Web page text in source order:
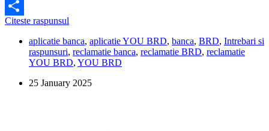
Facebook
Share
Citeste raspunsul
nu
pot
sa
aplicatia
aplicatie banca, aplicatie YOU BRD, banca, BRD, Intrebari si
raspunsuri, reclamatie banca, reclamatie BRD, reclamatie
YOU BRD, YOU BRD
25 January 2025